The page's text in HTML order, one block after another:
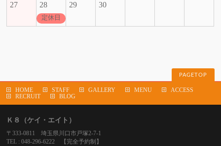
27 28
定休日
29 30
PAGETOP
HOME STAFF GALLERY MENU
ACCESS
RECRUIT
BLOG
Ｋ８（ケイ・エイト）
〒333-0811 埼玉県川口市戸塚2-7-1
TEL : 048-296-6222 【完全予約制】